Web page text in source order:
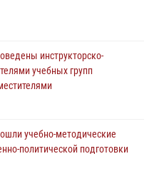
инструкторско-
учебных групп
учебно-методические
политической подготовки